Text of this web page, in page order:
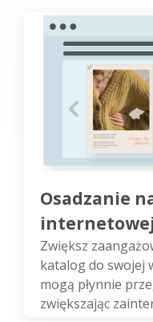
Osadzanie
Zwiększ
katalog do swojej
mogą płynnie
zwiększając